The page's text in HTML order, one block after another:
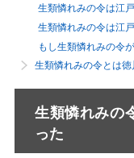
生類憐れみの令は江
生類憐れみの令は江
もし生類憐れみの令
生類憐れみの令とは
生類憐れみの
った